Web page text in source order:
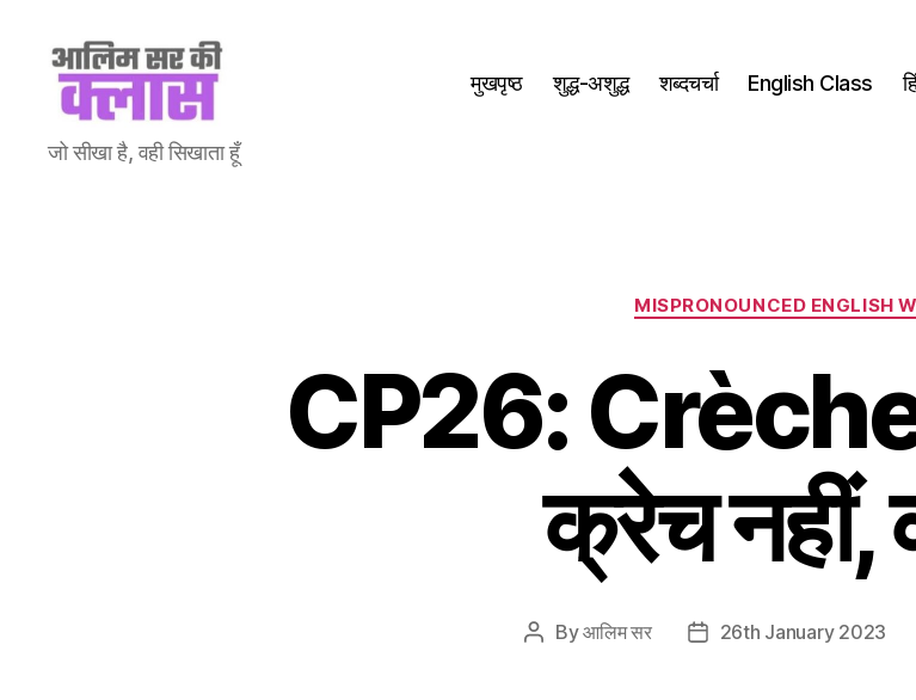
Aalim
Sir
जो सीखा है, वही सिखाता हूँ
मुखपृष्ठ शुद्ध-अशुद्ध शब्दचर्चा English Class
Categories
MISPRONOUNCED ENGLISH
CP26: Crèche
क्रेच
PostByआलिम सर
Post26th January 2023